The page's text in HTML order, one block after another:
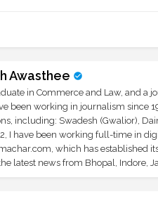
Awasthee
in Commerce and Law, and a
been working in journalism since
including: Swadesh (Gwalior),
I have been working full-time in
which has established
latest news from Bhopal, Indore,